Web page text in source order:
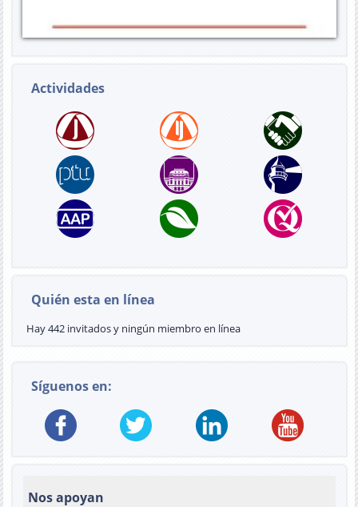
Actividades
Quién esta en línea
Hay 442 invitados y ningún miembro en línea
Síguenos en:
Nos apoyan